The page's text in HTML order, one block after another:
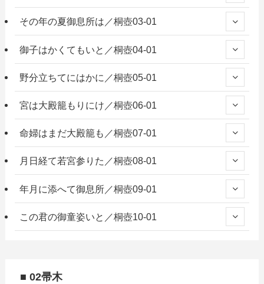
その年の夏御息所は／桐壺03-01
御子はかくてもいと／桐壺04-01
野分立ちてにはかに／桐壺05-01
宮は大殿籠もりにけ／桐壺06-01
命婦はまだ大殿籠も／桐壺07-01
月日経て若宮参りた／桐壺08-01
年月に添へて御息所／桐壺09-01
この君の御童姿いと／桐壺10-01
■ 02帚木